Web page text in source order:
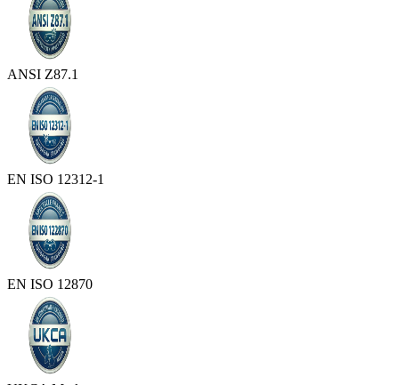
ANSI Z87.1
EN ISO 12312-1
EN ISO 12870